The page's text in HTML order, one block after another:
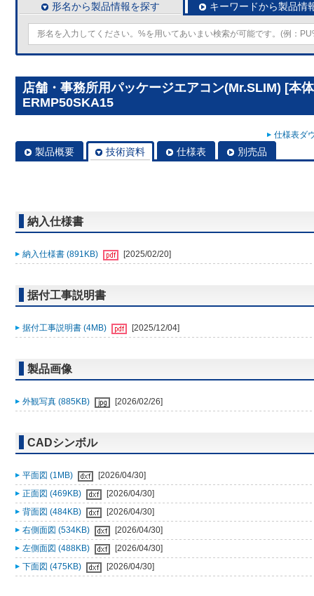
形名から製品情報を探す キーワードから製品情
店舗・事務所用パッケージエアコン(Mr.SLIM) [本
ERMP50SKA15
仕様表ダ
製品概要 技術資料 仕様表 別売品
納入仕様書
納入仕様書 (891KB) [2025/02/20]
据付工事説明書
据付工事説明書 (4MB) [2025/12/04]
製品画像
外観写真 (885KB) [2026/02/26]
CADシンボル
平面図 (1MB)
[2026/04/30]
正面図 (469KB)
[2026/04/30]
背面図 (484KB)
[2026/04/30]
右側面図 (534KB)
[2026/04/30]
左側面図 (488KB)
[2026/04/30]
下面図 (475KB)
[2026/04/30]